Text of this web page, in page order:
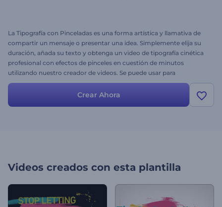
La Tipografía con Pinceladas es una forma artística y llamativa de
compartir un mensaje o presentar una idea. Simplemente elija su
duración, añada su texto y obtenga un video de tipografía cinética
profesional con efectos de pinceles en cuestión de minutos
utilizando nuestro creador de videos. Se puede usar para
promocionar ideas, además cuenta con un contenedor de logo y
otro de enlace web al final.Crear Ahora
Videos creados con esta plantilla